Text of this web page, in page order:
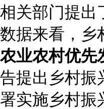
关部门提
据来看，乡
业农村优先
出乡村振
实施乡村